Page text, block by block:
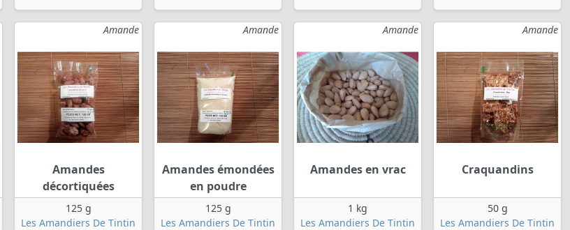
Amande
Amandes
décortiquées
125 g
Les Amandiers De Tintin
Amande
Amandes émondées
en poudre
125 g
Les Amandiers De Tintin
Amande
Amandes en vrac
1 kg
Les Amandiers De Tintin
Amande
Craquandins
50 g
Les Amandiers De Tintin